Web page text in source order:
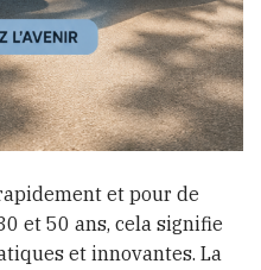
et pour de
et 50 ans, cela signifie
et innovantes. La